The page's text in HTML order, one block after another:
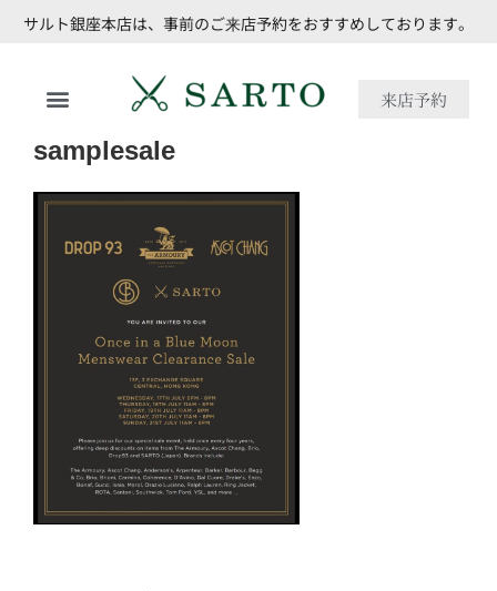
サルト銀座本店は、事前のご来店予約をおすすめしております。
来店予約
samplesale